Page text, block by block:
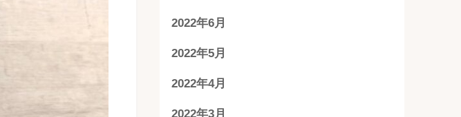
2022年6月
2022年5月
2022年4月
2022年3月